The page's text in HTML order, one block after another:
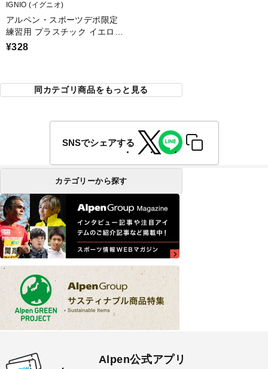
IGNIO (イグニオ)
アルペン・スポーツデポ限定
練習用 プラスチック イエロー
3球入
¥328
同カテゴリ商品をもっと見る
SNSでシェアする
カテゴリーから探す
Alpen公式アプリ